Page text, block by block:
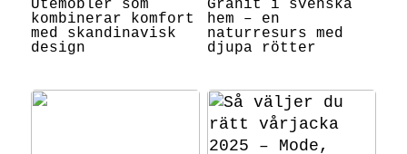
Utemöbler som
kombinerar komfort
med skandinavisk
design
Granit i svenska
hem – en
naturresurs med
djupa rötter